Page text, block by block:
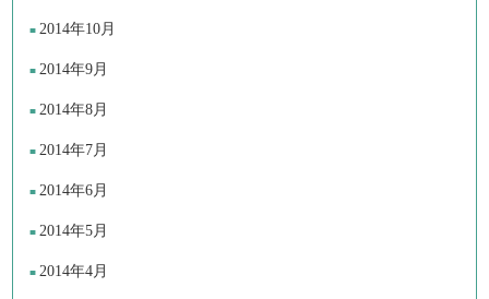
2014年10月
2014年9月
2014年8月
2014年7月
2014年6月
2014年5月
2014年4月